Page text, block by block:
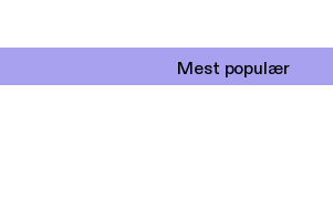
Mest populær